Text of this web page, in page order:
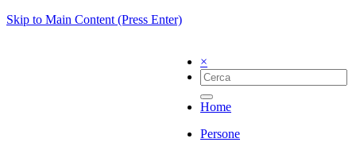
Skip to Main Content (Press Enter)
×
Home
Persone